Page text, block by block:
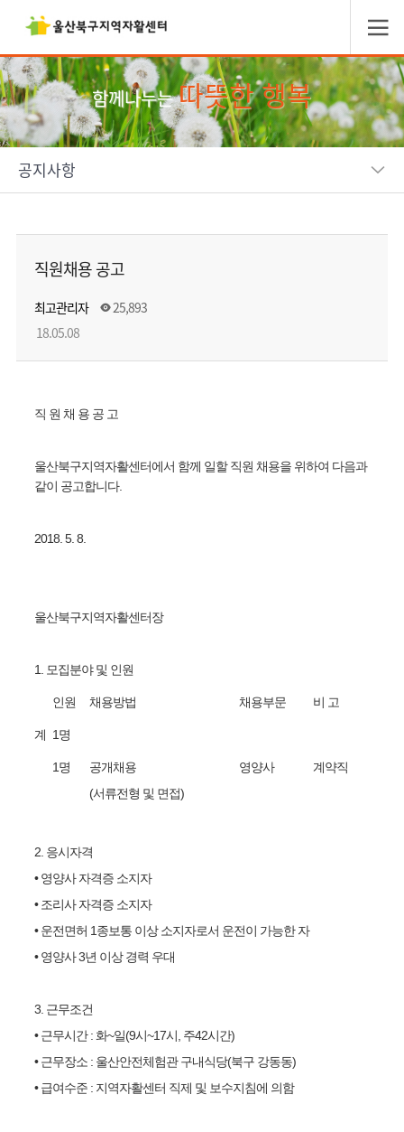
함께나누는따뜻한 행복
공지사항
직원채용 공고
최고관리자
25,893
18.05.08
직 원 채 용 공 고
울산북구지역자활센터에서 함께 일할 직원 채용을 위하여 다음과
같이 공고합니다.
2018. 5. 8.
울산북구지역자활센터장
1. 모집분야 및 인원
인원 채용방법 채용부문 비 고
계 1명
1명
공개채용
(서류전형 및 면접)
영양사 계약직
2. 응시자격
•영양사 자격증 소지자
•조리사 자격증 소지자
•운전면허 1종보통 이상 소지자로서 운전이 가능한 자
•영양사3년 이상 경력 우대
3. 근무조건
•근무시간: 화~일(9시~17시 주42시간)
•근무장소 : 울산안전체험관 구내식당(북구 강동동)
•급여수준 : 지역자활센터 직제 및 보수지침에 의함